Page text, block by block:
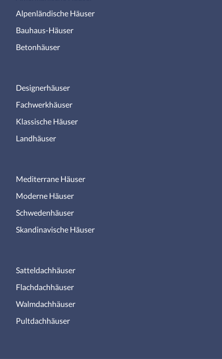
Alpenländische Häuser
Bauhaus-Häuser
Betonhäuser
Designerhäuser
Fachwerkhäuser
Klassische Häuser
Landhäuser
Mediterrane Häuser
Moderne Häuser
Schwedenhäuser
Skandinavische Häuser
Satteldachhäuser
Flachdachhäuser
Walmdachhäuser
Pultdachhäuser